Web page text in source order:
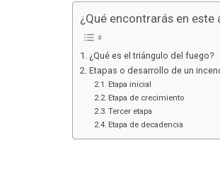
¿Qué encontrarás en este
¿Qué es el triángulo del fuego?
Etapas o desarrollo de un
Etapa inicial
Etapa de crecimiento
Tercer etapa
Etapa de decadencia